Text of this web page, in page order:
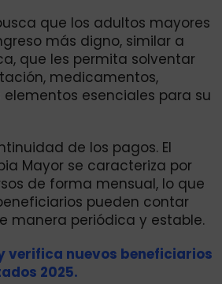
que los adultos mayores
más digno, similar a
que les permita solventar
medicamentos,
esenciales para su
de los pagos. El
Mayor se caracteriza por
de forma mensual, lo que
pueden contar
manera periódica y estable.
verifica nuevos beneficiarios
2025.